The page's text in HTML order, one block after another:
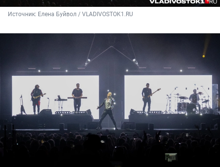
Источник: Елена Буйвол / VLADIVOSTOK1.RU